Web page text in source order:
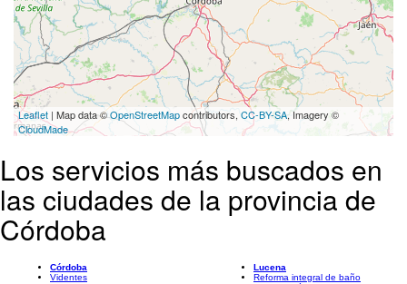
Leaflet | Map data ©OpenStreetMapcontributors, CC-BY-SA, Imagery ©
CloudMade
Los servicios más buscados en
las ciudades de la provincia de
Córdoba
Córdoba
Videntes
Lucena
Reforma integral de baño